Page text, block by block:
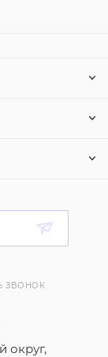
ЗВОНОК
округ,